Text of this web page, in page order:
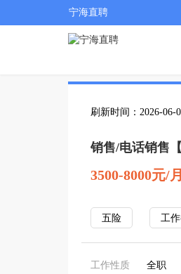
宁海直聘
刷新时间：2026-06-
销售/电话销售【
3500-8000元/月
五险 工
工作性质 全职